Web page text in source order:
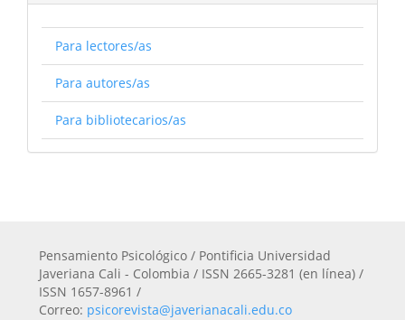
Para lectores/as
Para autores/as
Para bibliotecarios/as
Pensamiento Psicológico / Pontificia Universidad
Javeriana Cali - Colombia / ISSN 2665-3281 (en línea) /
ISSN 1657-8961 /
Correo: psicorevista@javerianacali.edu.co